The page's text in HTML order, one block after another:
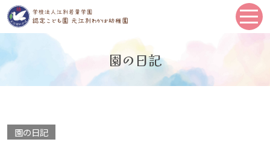
園の日記
園の日記